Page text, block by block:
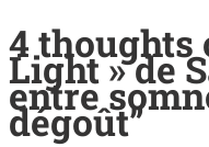
4 thoughts
Light » de
entre
dégoût”